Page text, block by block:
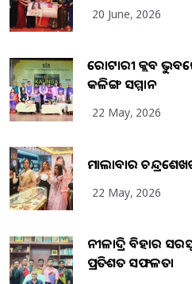
20 June, 2026
ରୋଟାରୀ କ୍ଲବ
କଳିଙ୍ଗ ସମ୍ମାନ
22 May, 2026
ମାଲାବାର
22 May, 2026
ନୀଳାଦ୍ରି ବିହାର
ପ୍ରତିଶତ ସଫଳତା